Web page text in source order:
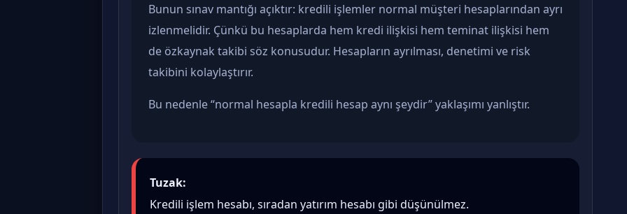
Bunun sınav mantığı açıktır: kredili işlemler normal müşteri hesaplarından ayrı
izlenmelidir. Çünkü bu hesaplarda hem kredi ilişkisi hem teminat ilişkisi hem
de özkaynak takibi söz konusudur. Hesapların ayrılması, denetimi ve risk
takibini kolaylaştırır.
Bu nedenle “normal hesapla kredili hesap aynı şeydir” yaklaşımı yanlıştır.
Tuzak:
Kredili işlem hesabı, sıradan yatırım hesabı gibi düşünülmez.